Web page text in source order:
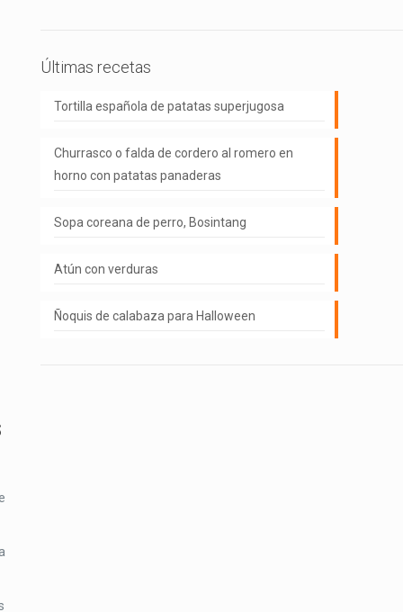
Últimas recetas
Tortilla española de patatas superjugosa
Churrasco o falda de cordero al romero en
horno con patatas panaderas
Sopa coreana de perro, Bosintang
Atún con verduras
Ñoquis de calabaza para Halloween